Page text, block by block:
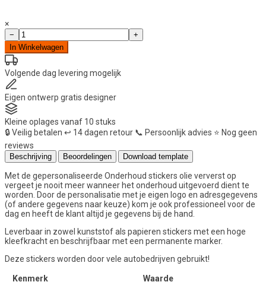
×
Onderhoud
stickers
olie
ververst
op
aantal
−
+
In Winkelwagen
Volgende dag levering mogelijk
Eigen ontwerp gratis designer
Kleine oplages vanaf 10 stuks
🔒Veilig betalen ↩️ 14 dagen retour 📞 Persoonlijk advies ⭐ Nog geen
reviews
Beschrijving Beoordelingen Download template
Met de gepersonaliseerde Onderhoud stickers olie ververst op
vergeet je nooit meer wanneer het onderhoud uitgevoerd dient te
worden. Door de personalisatie met je eigen logo en adresgegevens
(of andere gegevens naar keuze) kom je ook professioneel voor de
dag en heeft de klant altijd je gegevens bij de hand.
Leverbaar in zowel kunststof als papieren stickers met een hoge
kleefkracht en beschrijfbaar met een permanente marker.
Deze stickers worden door vele autobedrijven gebruikt!
Kenmerk
Waarde